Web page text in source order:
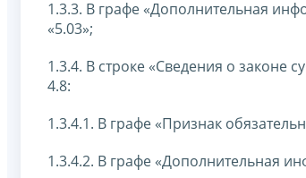
1.3.3. В графе «Дополнительная
«5.03»;
1.3.4. В строке «Сведения о законе
4.8:
1.3.4.1. В графе «Признак
1.3.4.2. В графе «Дополнительная